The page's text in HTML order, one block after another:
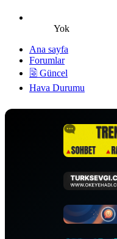
Yok
Ana sayfa
Forumlar
🗟 Güncel
Hava Durumu